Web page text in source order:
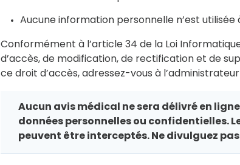
Aucune information personnelle n’est utilisée
Conformément à l’article 34 de la Loi
d’accès, de modification, de rectification et de
ce droit d’accès, adressez-vous à
Aucun avis médical ne sera délivré en
données personnelles ou confidentielles.
peuvent être interceptés. Ne divulguez